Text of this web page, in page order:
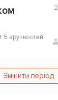
5 зручностей
Змінити період